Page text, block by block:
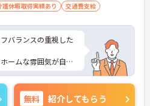
護休暇取得実績あり 交通費支給
バランスの重視した
ームな雰囲気が自慢
イントなど、詳細を
ご相談ください。
無料 紹介してもらう